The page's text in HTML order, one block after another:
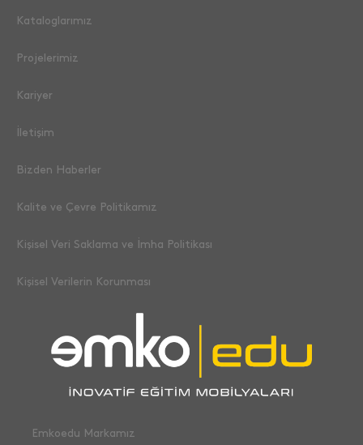
Kataloglarımız
Projelerimiz
Kariyer
İletişim
Bizden Haberler
Kalite ve Çevre Politikamız
Kişisel Veri Saklama ve İmha Politikası
Kişisel Verilerin Korunması
Emkoedu Markamız